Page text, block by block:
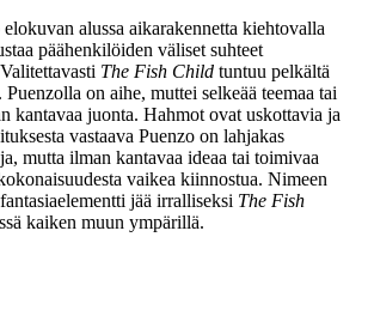
alussa aikarakennetta kiehtovalla
päähenkilöiden väliset suhteet
The Fish Child tuntuu pelkältä
on aihe, muttei selkeää teemaa tai
kantavaa juonta. Hahmot ovat uskottavia ja
vastaava Puenzo on lahjakas
mutta ilman kantavaa ideaa tai toimivaa
vaikea kiinnostua. Nimeen
jää irralliseksi The Fish
kaiken muun ympärillä.